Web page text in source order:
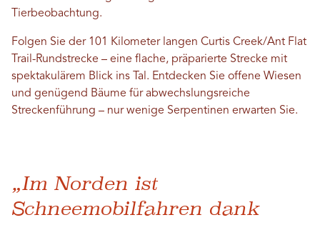
Tierbeobachtung.
Folgen Sie der 101 Kilometer langen Curtis Creek/Ant Flat
Trail-Rundstrecke – eine flache, präparierte Strecke mit
spektakulärem Blick ins Tal. Entdecken Sie offene Wiesen
und genügend Bäume für abwechslungsreiche
Streckenführung – nur wenige Serpentinen erwarten Sie.
„Im Norden ist
Schneemobilfahren dank